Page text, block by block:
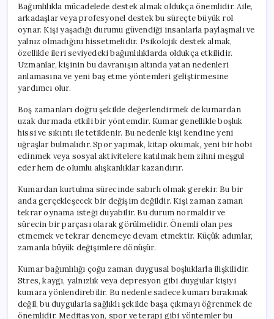
Bağımlılıkla mücadelede destek almak oldukça önemlidir. Aile,
arkadaşlar veya profesyonel destek bu süreçte büyük rol
oynar. Kişi yaşadığı durumu güvendiği insanlarla paylaşmalı ve
yalnız olmadığını hissetmelidir. Psikolojik destek almak,
özellikle ileri seviyedeki bağımlılıklarda oldukça etkilidir.
Uzmanlar, kişinin bu davranışın altında yatan nedenleri
anlamasına ve yeni baş etme yöntemleri geliştirmesine
yardımcı olur.
Boş zamanları doğru şekilde değerlendirmek de kumardan
uzak durmada etkili bir yöntemdir. Kumar genellikle boşluk
hissi ve sıkıntı ile tetiklenir. Bu nedenle kişi kendine yeni
uğraşlar bulmalıdır. Spor yapmak, kitap okumak, yeni bir hobi
edinmek veya sosyal aktivitelere katılmak hem zihni meşgul
eder hem de olumlu alışkanlıklar kazandırır.
Kumardan kurtulma sürecinde sabırlı olmak gerekir. Bu bir
anda gerçekleşecek bir değişim değildir. Kişi zaman zaman
tekrar oynama isteği duyabilir. Bu durum normaldir ve
sürecin bir parçası olarak görülmelidir. Önemli olan pes
etmemek ve tekrar denemeye devam etmektir. Küçük adımlar,
zamanla büyük değişimlere dönüşür.
Kumar bağımlılığı çoğu zaman duygusal boşluklarla ilişkilidir.
Stres, kaygı, yalnızlık veya depresyon gibi duygular kişiyi
kumara yönlendirebilir. Bu nedenle sadece kumarı bırakmak
değil, bu duygularla sağlıklı şekilde başa çıkmayı öğrenmek de
önemlidir. Meditasyon, spor ve terapi gibi yöntemler bu